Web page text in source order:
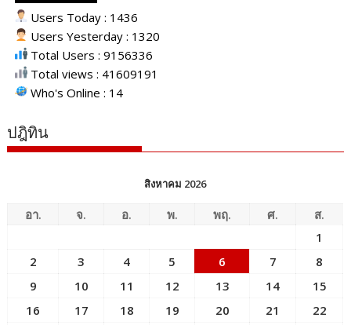
Users Today : 1436
Users Yesterday : 1320
Total Users : 9156336
Total views : 41609191
Who's Online : 14
ปฎิทิน
สิงหาคม 2026
อา. จ. อ. พ. พฤ. ศ.
ส.
1
2
3 4 5 6 7
8
9
10 11 12 13 14
15
16
17 18 19 20 21
22